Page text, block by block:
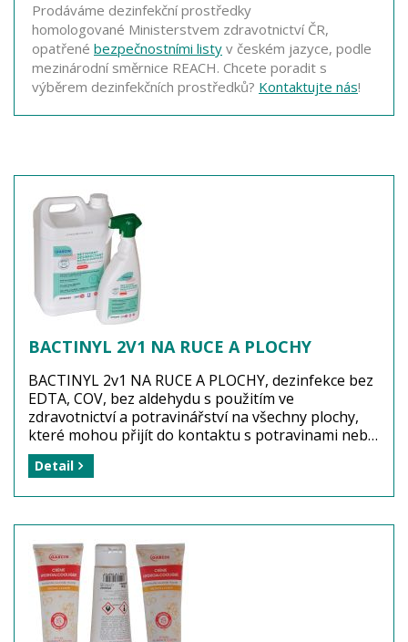
Prodáváme dezinfekční prostředky
homologované Ministerstvem zdravotnictví ČR,
opatřené bezpečnostními listy v českém jazyce, podle
mezinárodní směrnice REACH. Chcete poradit s
výběrem dezinfekčních prostředků? Kontaktujte nás!
BACTINYL 2V1 NA RUCE A PLOCHY
BACTINYL 2v1 NA RUCE A PLOCHY, dezinfekce bez
EDTA, COV, bez aldehydu s použitím ve
zdravotnictví a potravinářství na všechny plochy,
které mohou přijít do kontaktu s potravinami nebo
k dezinfekci rukou. Dezinfekční prostředek se
používá k vytírání podlah a otírání dlaždicového
Dezinfekční účinnost: BAKTERICIDNÍ, FUNGICIDNÍ
a VIRUCIDNÍ včetně adenoviru, noroviru, murin,
polioviru - HIV, hepatitidy A, coronaviru -
papillomaviru, herpes viru, vacciniaviru a rotaviru
při koncentraci 0,5% a expozici 15 minut. Prostředek
se neředí,je připraven k přímému použití.
Detail